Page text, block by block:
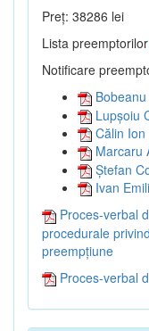
Preț: 38286 lei
Lista
Notificare
Lupșoiu
Călin Ion
Marcaru
Ștefan
Ivan
Proces-verbal
procedurale
preempțiune
Proces-verbal